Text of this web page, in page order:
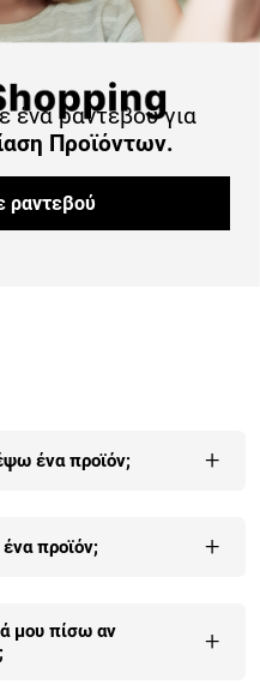
ένα ραντεβού για
Προϊόντων.
ραντεβού
ένα προϊόν; +
έως και 30 ημέρες από την
προϊόν; +
χρησιμοποιηθεί. Η
για κάθε παραγγελία.
μου πίσω αν
+